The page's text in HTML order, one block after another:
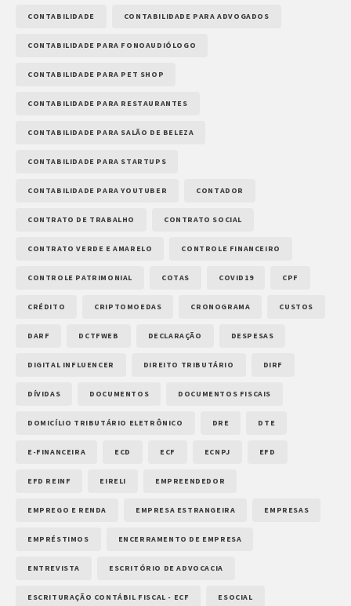
CONTABILIDADE CONTABILIDADE PARA ADVOGADOS
CONTABILIDADE PARA FONOAUDIÓLOGO
CONTABILIDADE PARA PET SHOP
CONTABILIDADE PARA RESTAURANTES
CONTABILIDADE PARA SALÃO DE BELEZA
CONTABILIDADE PARA STARTUPS
CONTABILIDADE PARA YOUTUBER CONTADOR
CONTRATO DE TRABALHO CONTRATO SOCIAL
CONTRATO VERDE E AMARELO CONTROLE FINANCEIRO
CONTROLE PATRIMONIAL COTAS COVID19 CPF
CRÉDITO CRIPTOMOEDAS CRONOGRAMA CUSTOS
DARF DCTFWEB DECLARAÇÃO DESPESAS
DIGITAL INFLUENCER DIREITO TRIBUTÁRIO DIRF
DÍVIDAS DOCUMENTOS DOCUMENTOS FISCAIS
DOMICÍLIO TRIBUTÁRIO ELETRÔNICO DRE DTE
E-FINANCEIRA ECD ECF ECNPJ EFD
EFD REINF EIRELI EMPREENDEDOR
EMPREGO E RENDA EMPRESA ESTRANGEIRA EMPRESAS
EMPRÉSTIMOS ENCERRAMENTO DE EMPRESA
ENTREVISTA ESCRITÓRIO DE ADVOCACIA
ESCRITURAÇÃO CONTÁBIL FISCAL - ECF ESOCIAL